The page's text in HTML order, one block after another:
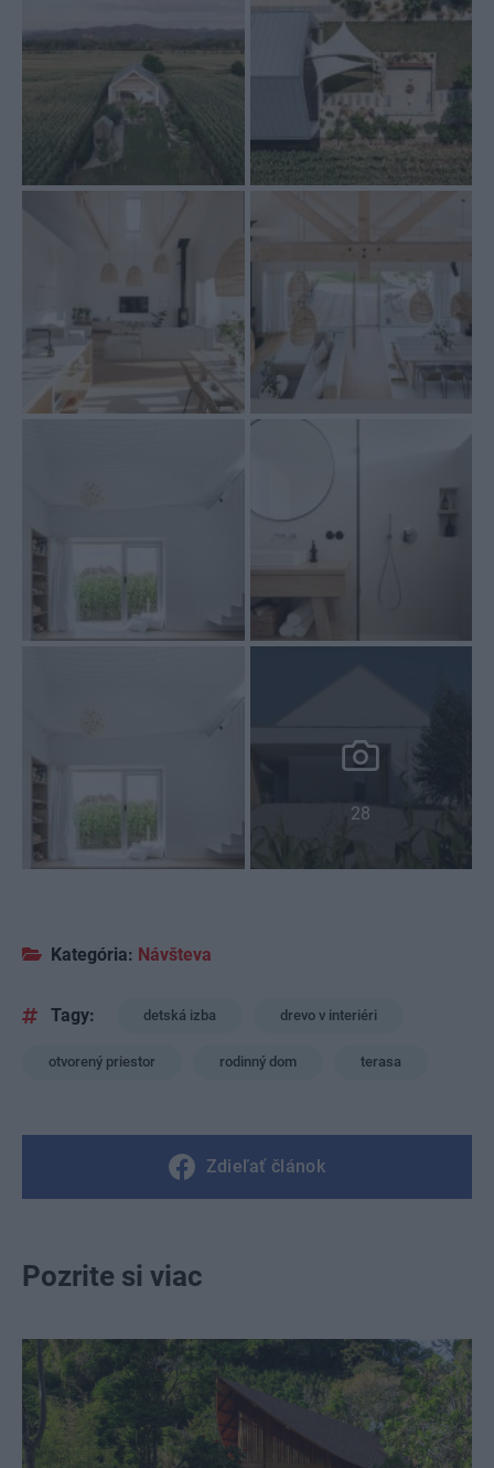
28
Kategória: Návšteva
Tagy: detská izba drevo v interiéri
otvorený priestor rodinný dom terasa
Zdieľať článok
Pozrite si viac